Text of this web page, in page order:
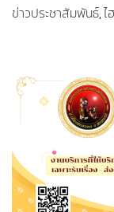
ข่าวประชาสัมพันธ์, ไ